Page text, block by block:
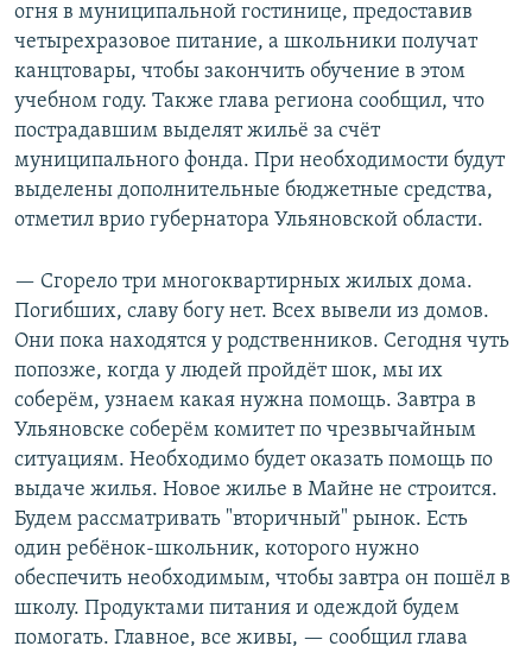
огня в муниципальной гостинице, предоставив
четырехразовое питание, а школьники получат
канцтовары, чтобы закончить обучение в этом
учебном году. Также глава региона сообщил, что
пострадавшим выделят жильё за счёт
муниципального фонда. При необходимости будут
выделены дополнительные бюджетные средства,
отметил врио губернатора Ульяновской области.
— Сгорело три многоквартирных жилых дома.
Погибших, славу богу нет. Всех вывели из домов.
Они пока находятся у родственников. Сегодня чуть
попозже, когда у людей пройдёт шок, мы их
соберём, узнаем какая нужна помощь. Завтра в
Ульяновске соберём комитет по чрезвычайным
ситуациям. Необходимо будет оказать помощь по
выдаче жилья. Новое жилье в Майне не строится.
Будем рассматривать "вторичный" рынок. Есть
один ребёнок-школьник, которого нужно
обеспечить необходимым, чтобы завтра он пошёл в
школу. Продуктами питания и одеждой будем
помогать. Главное, все живы, — сообщил глава